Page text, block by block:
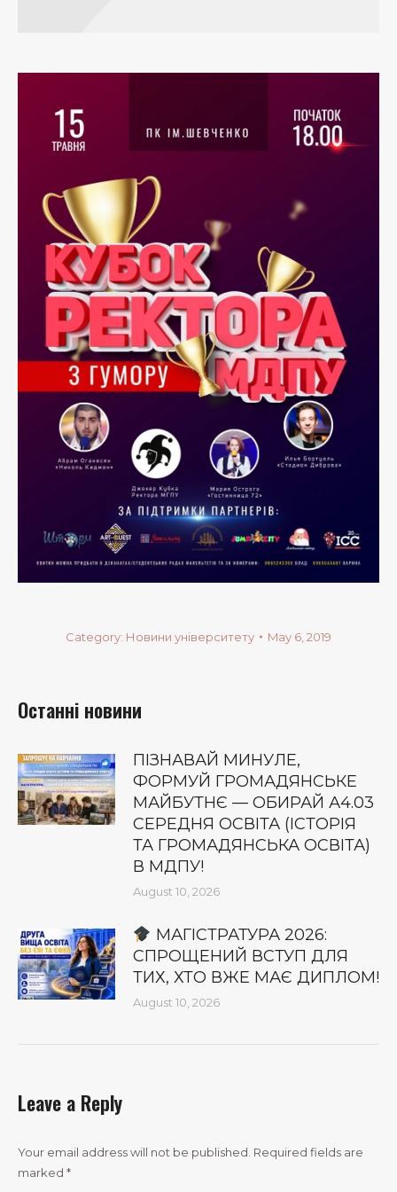
Category: Новини університету May 6, 2019
Останні новини
ПІЗНАВАЙ МИНУЛЕ,
ФОРМУЙ ГРОМАДЯНСЬКЕ
МАЙБУТНЄ — ОБИРАЙ А4.03
СЕРЕДНЯ ОСВІТА (ІСТОРІЯ
ТА ГРОМАДЯНСЬКА ОСВІТА)
В МДПУ!
August 10, 2026
МАГІСТРАТУРА 2026:
СПРОЩЕНИЙ ВСТУП ДЛЯ
ТИХ, ХТО ВЖЕ МАЄ ДИПЛОМ!
August 10, 2026
Leave a Reply
Your email address will not be published. Required fields are
marked *